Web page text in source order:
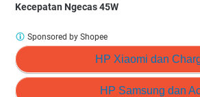
Kecepatan Ngecas 45W
HP Xiaomi dan
HP Samsung dan
Sponsored by Shopee